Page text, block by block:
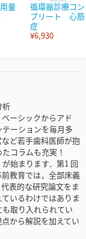
量
循環器診療コン
プリート 心筋
症
¥6,930
析
ーシックからアド
ーションを毎月多
ど若手歯科医師が抱
コラムも充実！
始まります．第1 回
教育では，全部床義
表的な研究論文をま
いるわけではありま
取り入れられてい
から解説を加えてい